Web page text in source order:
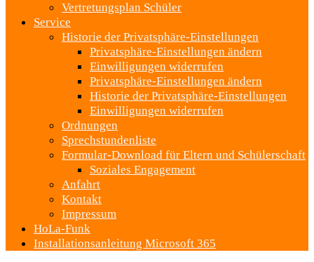
Vertretungsplan Schüler
Service
Historie der Privatsphäre-Einstellungen
Privatsphäre-Einstellungen ändern
Einwilligungen widerrufen
Privatsphäre-Einstellungen ändern
Historie der Privatsphäre-Einstellungen
Einwilligungen widerrufen
Ordnungen
Sprechstundenliste
Formular-Download für Eltern und Schülerschaft
Soziales Engagement
Anfahrt
Kontakt
Impressum
HoLa-Funk
Installationsanleitung Microsoft 365